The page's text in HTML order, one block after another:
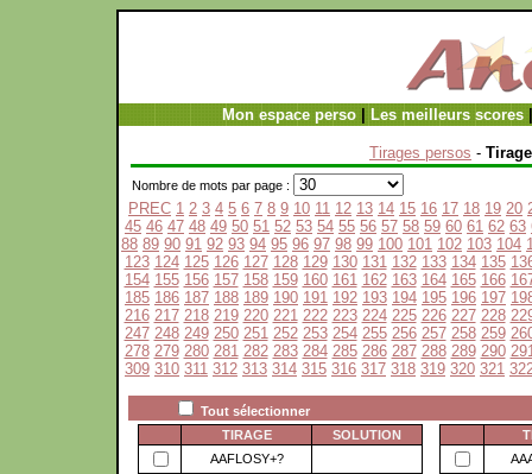
Mon espace perso| Les meilleurs scores
Tirages persos -
Nombre de mots par page :
PREC 1 2 3 4 5 6 7 8 9 10 11 12 13 14 15 16 17 18 19 20
45 46 47 48 49 50 51 52 53 54 55 56 57 58 59 60 61 62 63
88 89 90 91 92 93 94 95 96 97 98 99 100 101 102 103 104
123 124 125 126 127 128 129 130 131 132 133 134 135
154 155 156 157 158 159 160 161 162 163 164 165 166
185 186 187 188 189 190 191 192 193 194 195 196 197
216 217 218 219 220 221 222 223 224 225 226 227 228
247 248 249 250 251 252 253 254 255 256 257 258 259
278 279 280 281 282 283 284 285 286 287 288 289 290
309 310 311 312 313 314 315 316 317 318 319 320 321
Tout sélectionner
TIRAGE
SOLUTION
AAFLOSY+?